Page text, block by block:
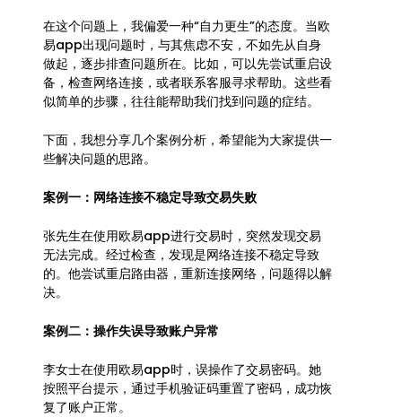
在这个问题上，我偏爱一种“自力更生”的态度。当欧
易app出现问题时，与其焦虑不安，不如先从自身
做起，逐步排查问题所在。比如，可以先尝试重启设
备，检查网络连接，或者联系客服寻求帮助。这些看
似简单的步骤，往往能帮助我们找到问题的症结。
下面，我想分享几个案例分析，希望能为大家提供一
些解决问题的思路。
案例一：网络连接不稳定导致交易失败
张先生在使用欧易app进行交易时，突然发现交易
无法完成。经过检查，发现是网络连接不稳定导致
的。他尝试重启路由器，重新连接网络，问题得以解
决。
案例二：操作失误导致账户异常
李女士在使用欧易app时，误操作了交易密码。她
按照平台提示，通过手机验证码重置了密码，成功恢
复了账户正常。